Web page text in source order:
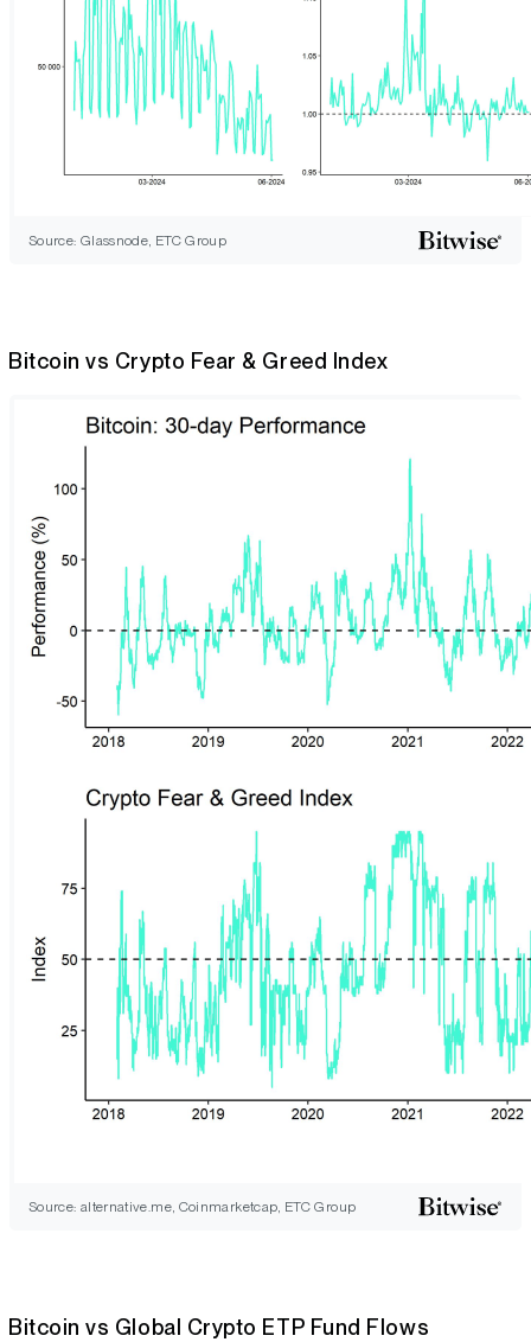
Source: Glassnode, ETC Group
Bitcoin vs Crypto Fear & Greed Index
Source: alternative.me, Coinmarketcap, ETC Group
Bitcoin vs Global Crypto ETP Fund Flows